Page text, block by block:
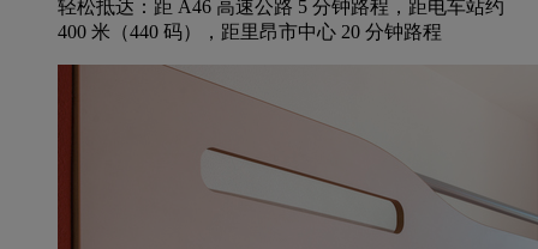
轻松抵达：距 A46 高速公路 5 分钟路程，距电车站约
400 米（440 码），距里昂市中心 20 分钟路程